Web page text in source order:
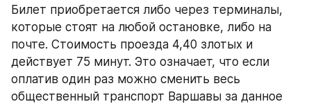
Билет приобретается либо через терминалы,
которые стоят на любой остановке, либо на
почте. Стоимость проезда 4,40 злотых и
действует 75 минут. Это означает, что если
оплатив один раз можно сменить весь
общественный транспорт Варшавы за данное